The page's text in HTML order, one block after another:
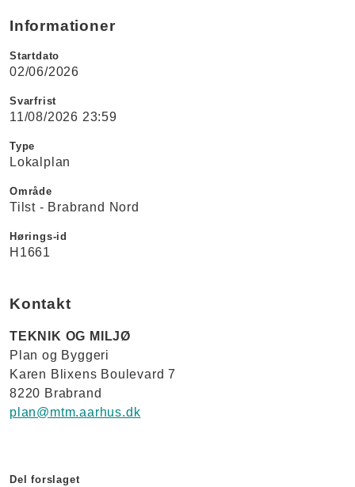
Informationer
Startdato
02/06/2026
Svarfrist
11/08/2026 23:59
Type
Lokalplan
Område
Tilst - Brabrand Nord
Hørings-id
H1661
Kontakt
TEKNIK OG MILJØ
Plan og Byggeri
Karen Blixens Boulevard 7
8220 Brabrand
plan@mtm.aarhus.dk
Del forslaget